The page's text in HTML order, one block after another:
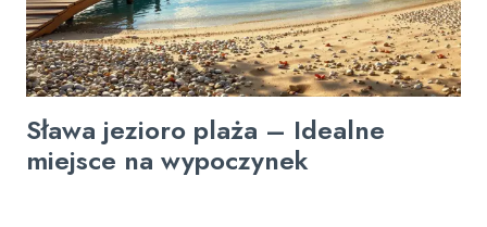
Sława jezioro plaża – Idealne
miejsce na wypoczynek